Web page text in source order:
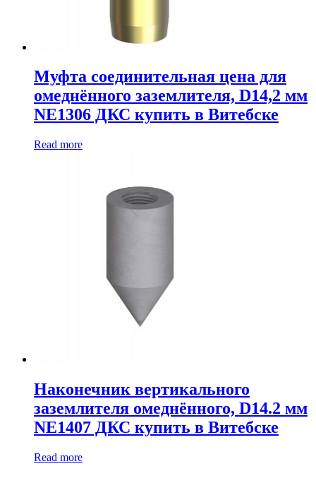
Муфта соединительная цена для
омеднённого заземлителя, D14,2 мм
NE1306 ДКС купить в Витебске
Read more
Наконечник вертикального
заземлителя омеднённого, D14.2 мм
NE1407 ДКС купить в Витебске
Read more